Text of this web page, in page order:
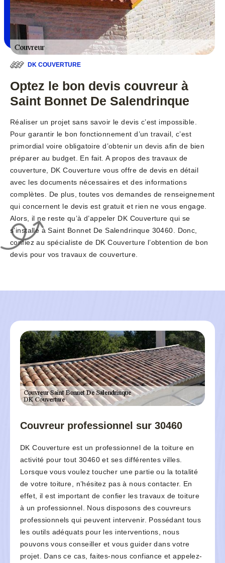
DK COUVERTURE
Optez le bon devis couvreur à
Saint Bonnet De Salendrinque
Réaliser un projet sans savoir le devis c’est impossible.
Pour garantir le bon fonctionnement d’un travail, c’est
primordial voire obligatoire d’obtenir un devis afin de bien
préparer au budget. En fait. A propos des travaux de
couverture, DK Couverture vous offre de devis en détail
avec les documents nécessaires et des informations
complètes. De plus, toutes vos demandes de renseignement
qui concernent le devis est gratuit et rien ne vous engage.
Alors, il ne reste qu’à d’appeler DK Couverture qui se
s’installe à Saint Bonnet De Salendrinque 30460. Donc,
confiez au spécialiste de DK Couverture l’obtention de bon
devis pour vos travaux de couverture.
Couvreur professionnel sur 30460
DK Couverture est un professionnel de la toiture en
activité pour tout 30460 et ses différentes villes.
Lorsque vous voulez toucher une partie ou la totalité
de votre toiture, n’hésitez pas à nous contacter. En
effet, il est important de confier les travaux de toiture
à un professionnel. Nous disposons des couvreurs
professionnels qui peuvent intervenir. Possédant tous
les outils adéquats pour les interventions, nous
pouvons vous conseiller et vous guider dans votre
projet. Dans ce cas, faites-nous confiance et appelez-